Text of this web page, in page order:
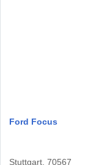
Ford Focus
Stuttgart, 70567